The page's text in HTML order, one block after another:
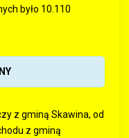
było 10.110
z gminą Skawina, od
z gminą